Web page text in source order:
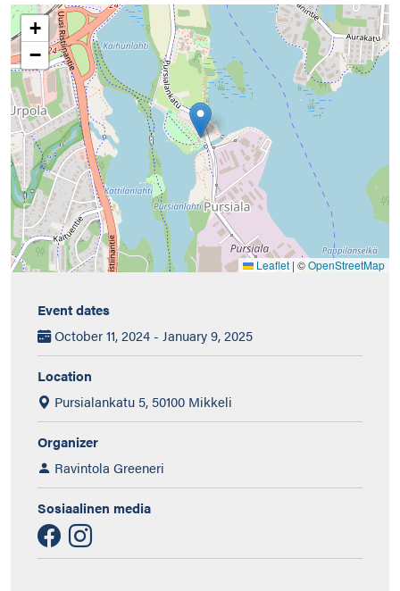
+
−
Leaflet | ©OpenStreetMap
Event dates
October 11, 2024 - January 9, 2025
Location
Pursialankatu 5, 50100 Mikkeli
Organizer
Ravintola Greeneri
Sosiaalinen media